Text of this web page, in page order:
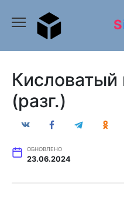
содержанию
Кисловатый
(разг.)
ОБНОВЛЕНО
23.06.2024